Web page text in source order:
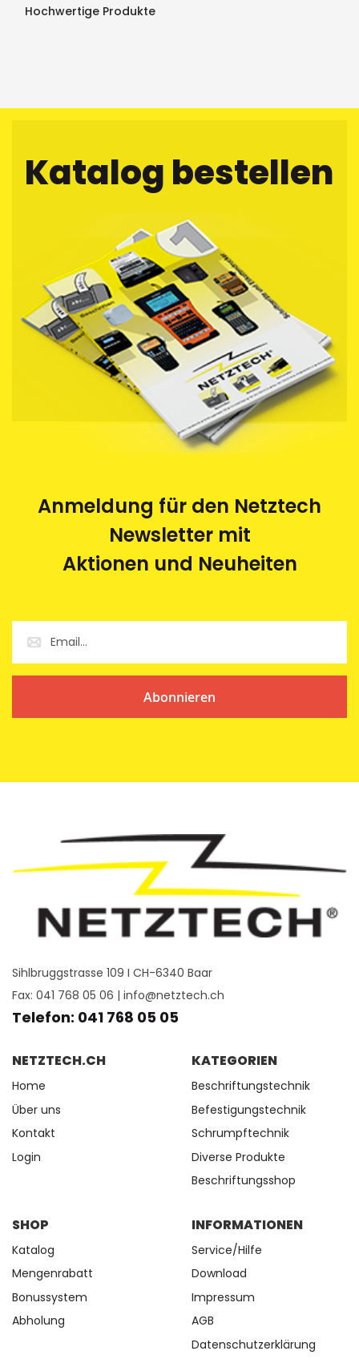
Hochwertige Produkte
Katalog bestellen
Anmeldung für den Netztech
Newsletter mit
Aktionen und Neuheiten
Abonnieren
Sihlbruggstrasse 109 I CH-6340 Baar
Fax: 041 768 05 06 | info@netztech.ch
Telefon: 041 768 05 05
NETZTECH.CH
Home
Über uns
Kontakt
Login
KATEGORIEN
Beschriftungstechnik
Befestigungstechnik
Schrumpftechnik
Diverse Produkte
Beschriftungsshop
SHOP
Katalog
Mengenrabatt
Bonussystem
Abholung
INFORMATIONEN
Service/Hilfe
Download
Impressum
AGB
Datenschutzerklärung